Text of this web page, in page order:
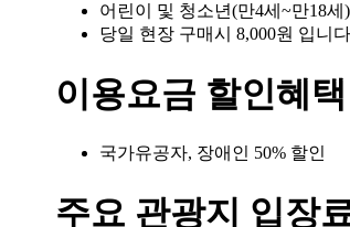
어린이 및 청소년(만4세~만18세)
당일 현장 구매시 8,000원 입니
이용요금 할인혜택
국가유공자, 장애인 50% 할인
주요 관광지 입장